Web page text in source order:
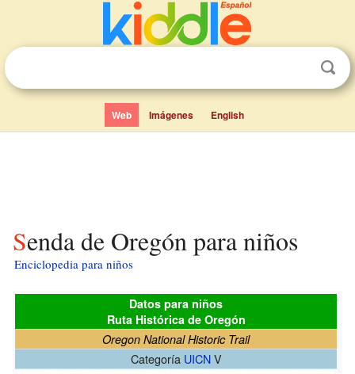
Web Imágenes English
Senda de Oregón para niños
Enciclopedia para niños
Datos para niños
Ruta Histórica de Oregón
Oregon National Historic Trail
Categoría UICNV